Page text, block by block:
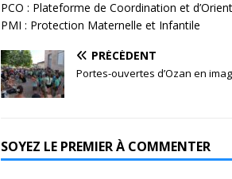
PCO : Plateforme de Coordination et
PMI : Protection Maternelle et Infantile
PRÉCÉDENT
Portes-ouvertes d’Ozan en
SOYEZ LE PREMIER À COMMENTER